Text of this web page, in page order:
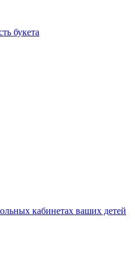
букета
кабинетах ваших детей